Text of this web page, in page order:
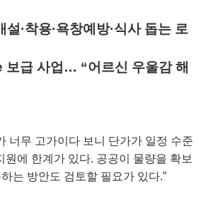
설·착용·욕창예방·식사 돕는 로
보급 사업… “어르신 우울감 해
너무 고가이다 보니 단가가 일정 수준
원에 한계가 있다. 공공이 물량을 확보
는 방안도 검토할 필요가 있다.”